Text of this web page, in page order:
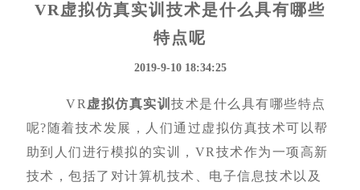
VR虚拟仿真实训技术是什么具有哪些
特点呢
2019-9-10 18:34:25
VR 虚拟仿真实训技术是什么具有哪些特点
呢?随着技术发展，人们通过虚拟仿真技术可以帮
助到人们进行模拟的实训，VR技术作为一项高新
技术，包括了对计算机技术、电子信息技术以及